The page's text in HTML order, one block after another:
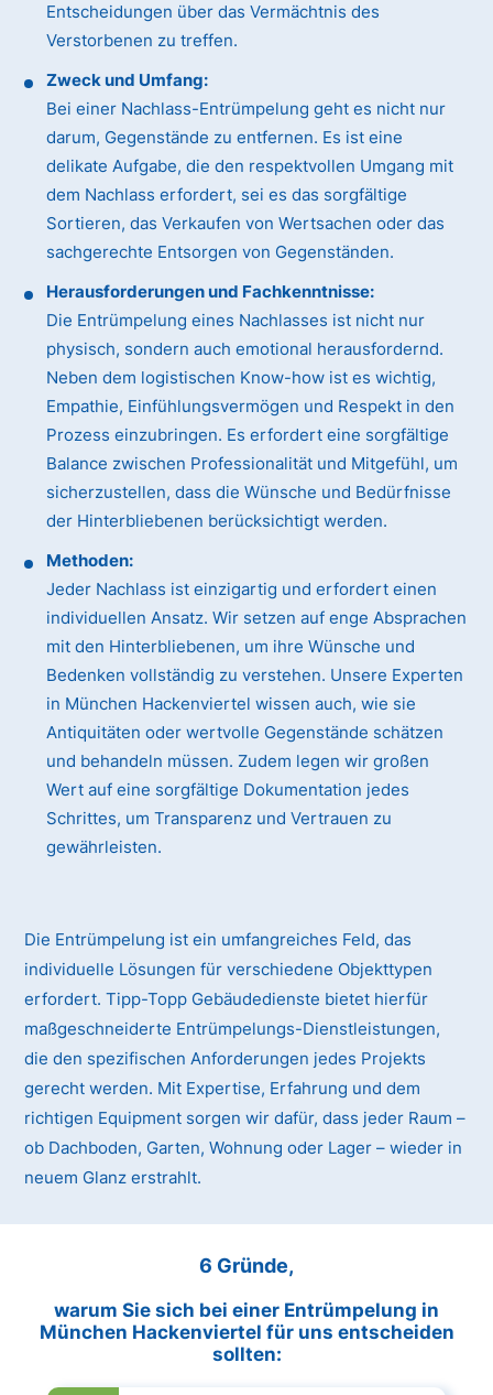
Entscheidungen über das Vermächtnis des
Verstorbenen zu treffen.
Zweck und Umfang:
Bei einer Nachlass-Entrümpelung geht es nicht nur
darum, Gegenstände zu entfernen. Es ist eine
delikate Aufgabe, die den respektvollen Umgang mit
dem Nachlass erfordert, sei es das sorgfältige
Sortieren, das Verkaufen von Wertsachen oder das
sachgerechte Entsorgen von Gegenständen.
Herausforderungen und Fachkenntnisse:
Die Entrümpelung eines Nachlasses ist nicht nur
physisch, sondern auch emotional herausfordernd.
Neben dem logistischen Know-how ist es wichtig,
Empathie, Einfühlungsvermögen und Respekt in den
Prozess einzubringen. Es erfordert eine sorgfältige
Balance zwischen Professionalität und Mitgefühl, um
sicherzustellen, dass die Wünsche und Bedürfnisse
der Hinterbliebenen berücksichtigt werden.
Methoden:
Jeder Nachlass ist einzigartig und erfordert einen
individuellen Ansatz. Wir setzen auf enge Absprachen
mit den Hinterbliebenen, um ihre Wünsche und
Bedenken vollständig zu verstehen. Unsere Experten
in München Hackenviertel wissen auch, wie sie
Antiquitäten oder wertvolle Gegenstände schätzen
und behandeln müssen. Zudem legen wir großen
Wert auf eine sorgfältige Dokumentation jedes
Schrittes, um Transparenz und Vertrauen zu
gewährleisten.
Die Entrümpelung ist ein umfangreiches Feld, das
individuelle Lösungen für verschiedene Objekttypen
erfordert. Tipp-Topp Gebäudedienste bietet hierfür
maßgeschneiderte Entrümpelungs-Dienstleistungen,
die den spezifischen Anforderungen jedes Projekts
gerecht werden. Mit Expertise, Erfahrung und dem
richtigen Equipment sorgen wir dafür, dass jeder Raum –
ob Dachboden, Garten, Wohnung oder Lager – wieder in
neuem Glanz erstrahlt.
6 Gründe,
warum Sie sich bei einer Entrümpelung in
München Hackenviertel für uns entscheiden
sollten: